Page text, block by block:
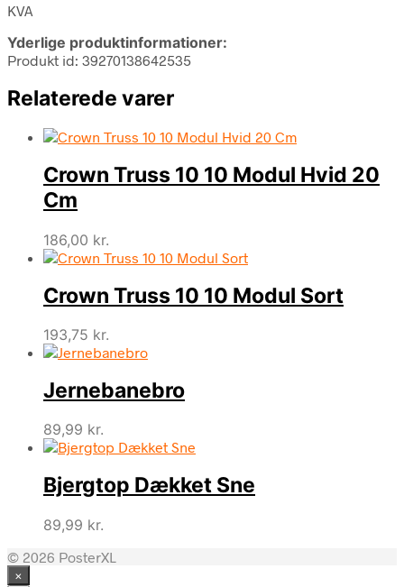
KVA
Yderlige produktinformationer:
Produkt id: 39270138642535
Relaterede varer
Crown Truss 10 10 Modul Hvid 20
Cm
186,00 kr.
Crown Truss 10 10 Modul Sort
193,75 kr.
Jernebanebro
89,99 kr.
Bjergtop Dækket Sne
89,99 kr.
© 2026 PosterXL
×